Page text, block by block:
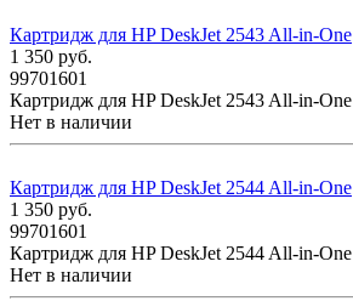
Картридж для HP DeskJet 2543 All-in-One
1 350 руб.
99701601
Картридж для HP DeskJet 2543 All-in-One
Нет в наличии
Картридж для HP DeskJet 2544 All-in-One
1 350 руб.
99701601
Картридж для HP DeskJet 2544 All-in-One
Нет в наличии